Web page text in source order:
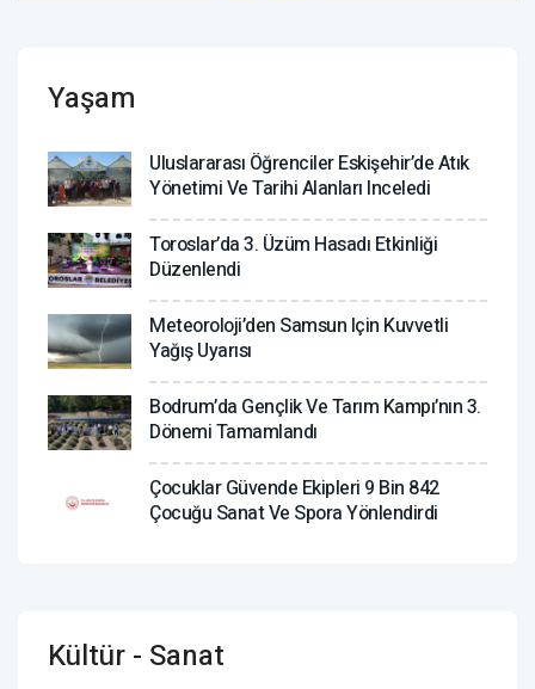
Yaşam
Uluslararası Öğrenciler Eskişehir’de Atık
Yönetimi Ve Tarihi Alanları Inceledi
Toroslar’da 3. Üzüm Hasadı Etkinliği
Düzenlendi
Meteoroloji’den Samsun Için Kuvvetli
Yağış Uyarısı
Bodrum’da Gençlik Ve Tarım Kampı’nın 3.
Dönemi Tamamlandı
Çocuklar Güvende Ekipleri 9 Bin 842
Çocuğu Sanat Ve Spora Yönlendirdi
Kültür - Sanat